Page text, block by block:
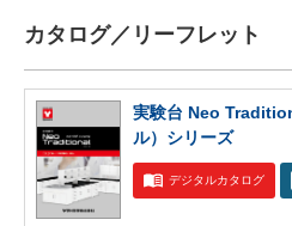
カタログ／リーフレット
実験台 Neo
ル）シリーズ
デジタルカタログ